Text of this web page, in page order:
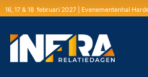
16, 17 & 18 februari 2027 | Evenementenhal